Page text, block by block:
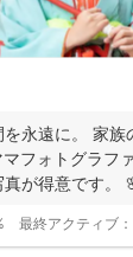
永遠に。 家族
マフォトグラ
が得意です。
最終アクティブ：